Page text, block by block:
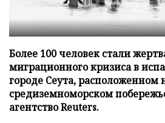
Более 100 человек стали
миграционного кризиса в
городе Сеута, расположенном
средиземноморском
агентство Reuters.